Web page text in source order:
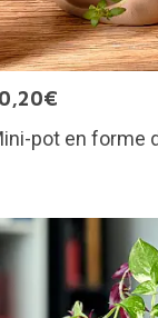
pot en forme